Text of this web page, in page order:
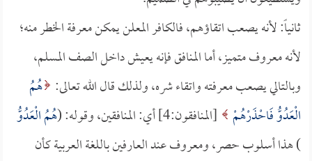
ثانياً: لأنه يصعب اتقاؤهم، فالكافر المعلن يمكن معرفة الخطر منه؛
لأنه معروف متميز، أما المنافق فإنه يعيش داخل الصف المسلم،
وبالتالي يصعب معرفته واتقاء شره، ولذلك قال الله تعالى: هُمُ
الْعَدُوُّ فَاحْذَرْهُمْ
[المنافقون:4] أي: المنافقين، وقوله: (
هُمُ الْعَدُوُّ
) هذا أسلوب حصر، ومعروف عند العارفين باللغة العربية كأن